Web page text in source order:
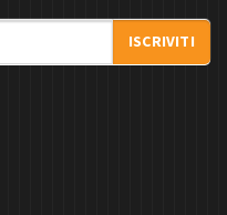
ISCRIVITI